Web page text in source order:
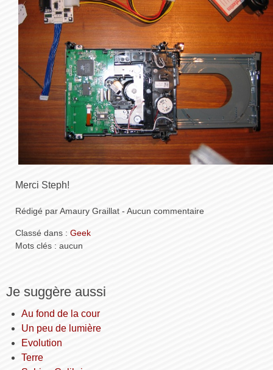
Merci Steph!
Rédigé par Amaury Graillat - Aucun commentaire
Classé dans : Geek
Mots clés : aucun
Je suggère aussi
Au fond de la cour
Un peu de lumière
Evolution
Terre